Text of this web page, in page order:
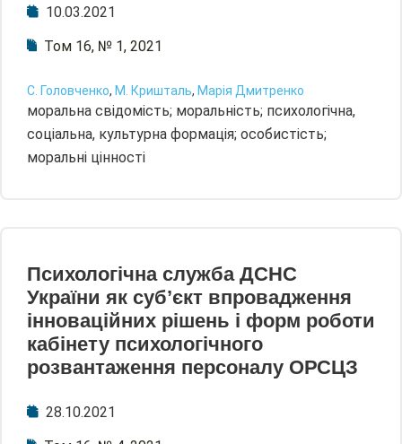
10.03.2021
Том 16, № 1, 2021
С. Головченко, М. Кришталь, Марія Дмитренко
моральна свідомість; моральність; психологічна,
соціальна, культурна формація; особистість;
моральні цінності
Психологічна служба ДСНС
України як суб’єкт впровадження
інноваційних рішень і форм роботи
кабінету психологічного
розвантаження персоналу ОРСЦЗ
28.10.2021